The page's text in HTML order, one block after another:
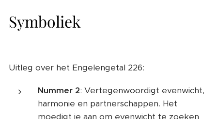
Symboliek
Uitleg over het Engelengetal 226:
Nummer 2: Vertegenwoordigt evenwicht,
harmonie en partnerschappen. Het
moedigt je aan om evenwicht te zoeken